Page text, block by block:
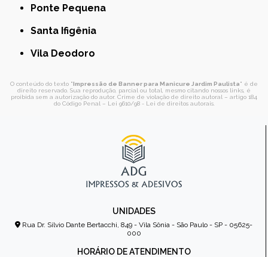
Ponte Pequena
Santa Ifigênia
Vila Deodoro
O conteúdo do texto "Impressão de Banner para Manicure Jardim Paulista" é de
direito reservado. Sua reprodução, parcial ou total, mesmo citando nossos links, é
proibida sem a autorização do autor. Crime de violação de direito autoral – artigo 184
do Código Penal – Lei 9610/98 - Lei de direitos autorais.
UNIDADES
Rua Dr. Sílvio Dante Bertacchi, 849 - Vila Sônia - São Paulo - SP - 05625-
000
HORÁRIO DE ATENDIMENTO